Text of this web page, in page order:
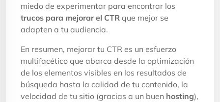
miedo de experimentar para encontrar los
trucos para mejorar el CTR que mejor se
adapten a tu audiencia.
En resumen, mejorar tu CTR es un esfuerzo
multifacético que abarca desde la optimización
de los elementos visibles en los resultados de
búsqueda hasta la calidad de tu contenido, la
velocidad de tu sitio (gracias a un buen hosting),